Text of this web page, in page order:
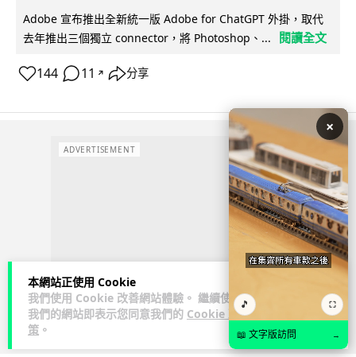
本網站正使用 Cookie
我們使用 Cookie 改善網站體驗。 繼續使用
我們的網站即表示您同意我們的 Cookie 政
策 。
Adobe 宣布推出全新統一版 Adobe for ChatGPT 外掛，取代
去年推出三個獨立 connector，將 Photoshop、...
閱讀全文
144 11 ↗ 分享
ADVERTISEMENT
×
🎵 ⛶
📖 文字版訪問 →